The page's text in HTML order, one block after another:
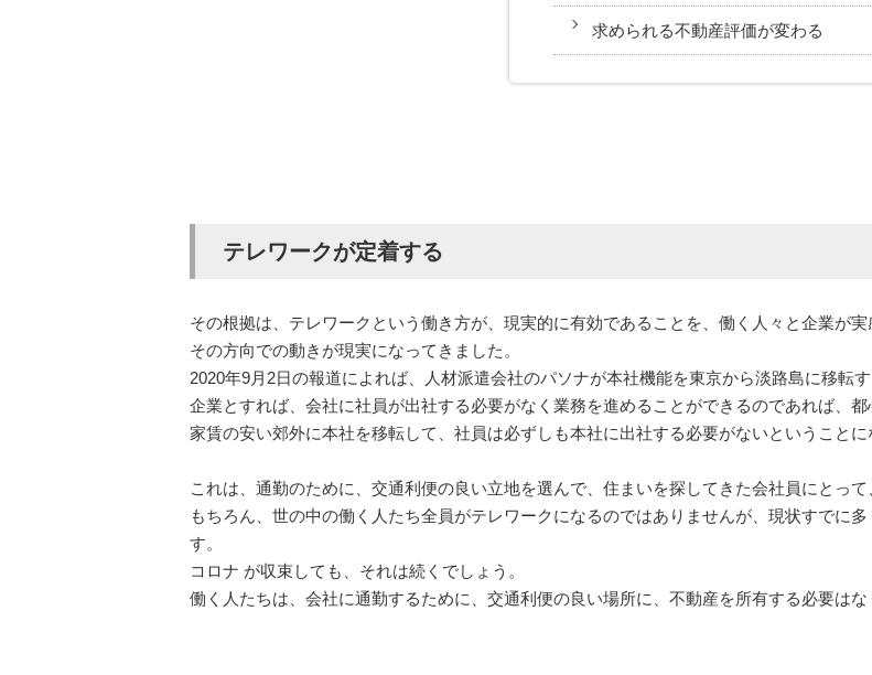
求められる不動産評価が変わる
テレワークが定着する
その根拠は、テレワークという働き方が、現実的に有効であることを、働く人々と企業が実
その方向での動きが現実になってきました。
2020年9月2日の報道によれば、人材派遣会社のパソナが本社機能を東京から淡路島に移転
企業とすれば、会社に社員が出社する必要がなく業務を進めることができるのであれば、
家賃の安い郊外に本社を移転して、社員は必ずしも本社に出社する必要がないということに
これは、通勤のために、交通利便の良い立地を選んで、住まいを探してきた会社員にとっ
もちろん、世の中の働く人たち全員がテレワークになるのではありませんが、現状すでに
す。
コロナ が収束しても、それは続くでしょう。
働く人たちは、会社に通勤するために、交通利便の良い場所に、不動産を所有する必要はな